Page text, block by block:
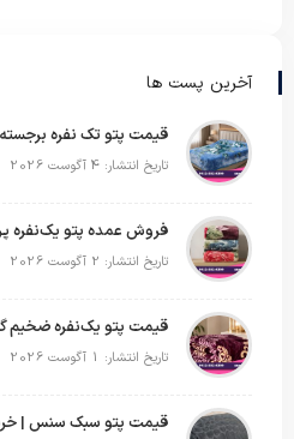
آخرین پست ها
تاریخ انتشار: 4 آگوست 2026
تاریخ انتشار: 2 آگوست 2026
تاریخ انتشار: 1 آگوست 2026